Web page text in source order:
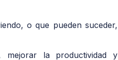
o que pueden suceder,
mejorar la productividad y